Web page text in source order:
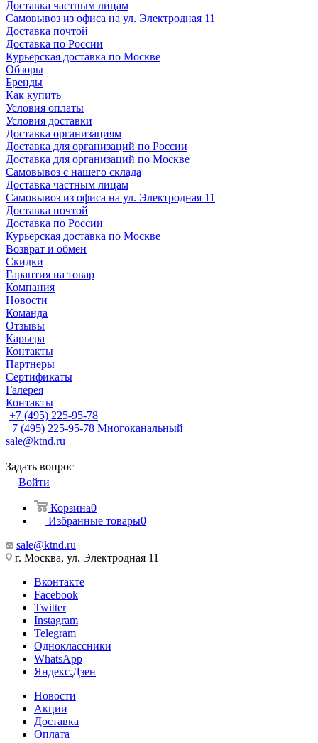
Доставка частным лицам
Самовывоз из офиса на ул. Электродная 11
Доставка почтой
Доставка по России
Курьерская доставка по Москве
Обзоры
Бренды
Как купить
Условия оплаты
Условия доставки
Доставка организациям
Доставка для организаций по России
Доставка для организаций по Москве
Самовывоз с нашего склада
Доставка частным лицам
Самовывоз из офиса на ул. Электродная 11
Доставка почтой
Доставка по России
Курьерская доставка по Москве
Возврат и обмен
Скидки
Гарантия на товар
Компания
Новости
Команда
Отзывы
Карьера
Контакты
Партнеры
Сертификаты
Галерея
Контакты
+7 (495) 225-95-78
+7 (495) 225-95-78 Многоканальный
sale@ktnd.ru
Задать вопрос
Войти
Корзина0
Избранные товары0
sale@ktnd.ru
г. Москва, ул. Электродная 11
Вконтакте
Facebook
Twitter
Instagram
Telegram
Одноклассники
WhatsApp
Яндекс.Дзен
Новости
Акции
Доставка
Оплата